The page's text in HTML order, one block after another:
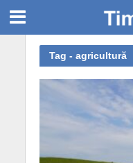
Tag - agricultură